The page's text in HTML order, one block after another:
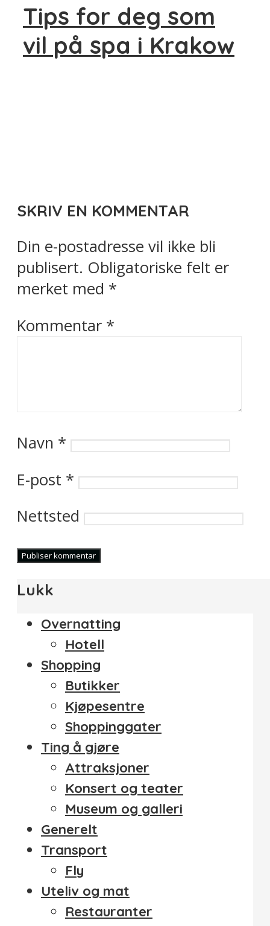
Tips for deg som
vil på spa i Krakow
SKRIV EN KOMMENTAR
Din e-postadresse vil ikke bli
publisert. Obligatoriske felt er
merket med *
Kommentar *
Navn *
E-post *
Nettsted
Lukk
Overnatting
Hotell
Shopping
Butikker
Kjøpesentre
Shoppinggater
Ting å gjøre
Attraksjoner
Konsert og teater
Museum og galleri
Generelt
Transport
Fly
Uteliv og mat
Restauranter